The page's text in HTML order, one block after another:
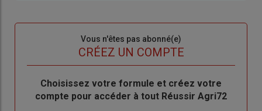
Vous n'êtes pas abonné(e)
CRÉEZ UN COMPTE
BodyChoisissez votre formule et créez votre
compte pour accéder à tout Réussir Agri72